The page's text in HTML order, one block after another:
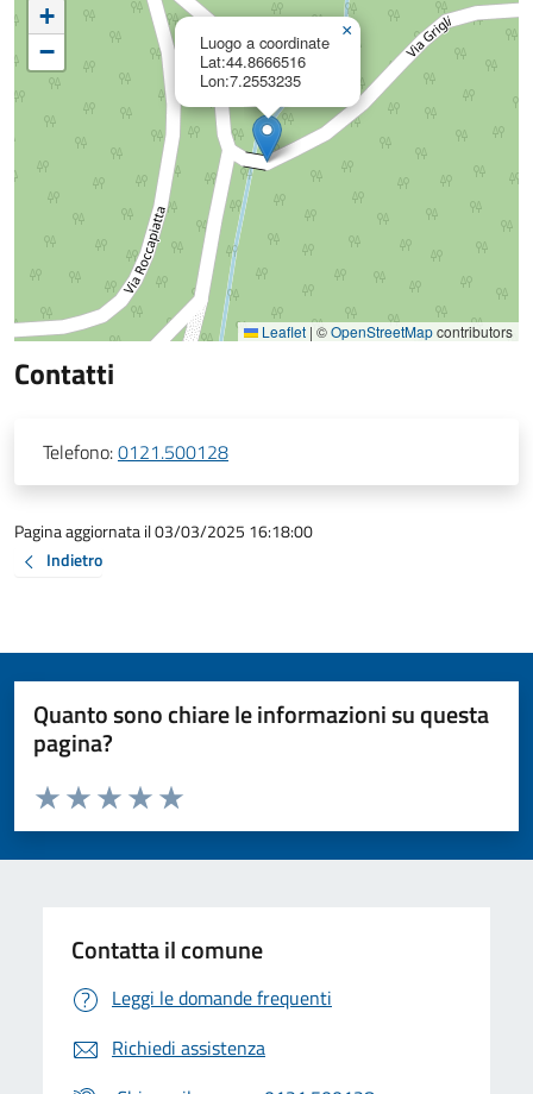
Luogo a coordinate
Lat:44.8666516
Lon:7.2553235
×
+
−
Leaflet | ©OpenStreetMapcontributors
Contatti
Telefono:0121.500128
Pagina aggiornata il 03/03/2025 16:18:00
Indietro
Quanto sono chiare le informazioni su questa
pagina?
Valuta da 1 a 5 stelle la pagina
Valuta 5 stelle su 5
Valuta 4 stelle su 5
Valuta 3 stelle su 5
Valuta 2 stelle su 5
Valuta 1 stelle su 5
Contatta il comune
Leggi le domande frequenti
Richiedi assistenza